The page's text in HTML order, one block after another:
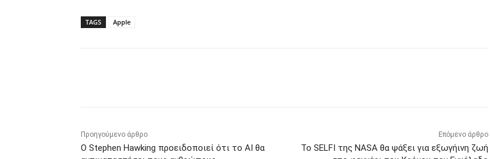
TAGS Apple
Προηγούμενο άρθρο
Ο Stephen Hawking προειδοποιεί ότι το AI θα
Επόμενο άρθρο
Το SELFI της NASA θα ψάξει για εξωγήινη ζωή